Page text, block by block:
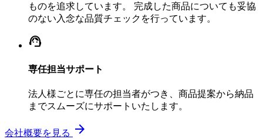
ものを追求しています。 完成した商品についても妥協
のない入念な品質チェックを行っています。
support_agent
専任担当サポート
法人様ごとに専任の担当者がつき、商品提案から納品
までスムーズにサポートいたします。
会社概要を見る arrow_forward